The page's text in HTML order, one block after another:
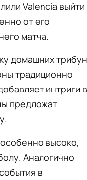
Valencia выйти
от его
матча.
домашних трибун
традиционно
интриги в
предложат
высоко,
Аналогично
в